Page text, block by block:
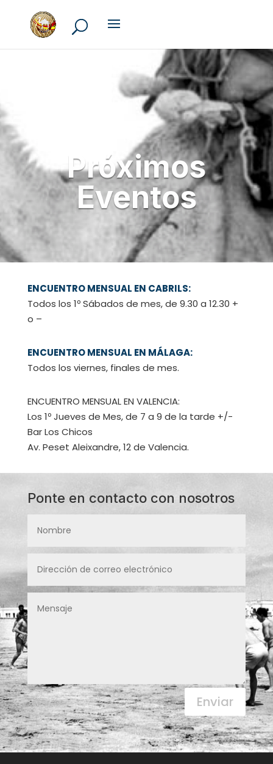
Próximos
Eventos
ENCUENTRO MENSUAL EN CABRILS:
Todos los 1º Sábados de mes, de 9.30 a 12.30 +
o –
ENCUENTRO MENSUAL EN MÁLAGA:
Todos los viernes, finales de mes.
ENCUENTRO MENSUAL EN VALENCIA:
Los 1º Jueves de Mes, de 7 a 9 de la tarde +/-
Bar Los Chicos
Av. Peset Aleixandre, 12 de Valencia.
Ponte en contacto con nosotros
Enviar